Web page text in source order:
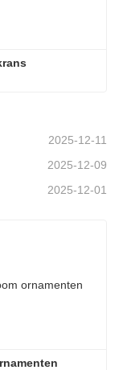
2025-12-11
2025-12-09
2025-12-01